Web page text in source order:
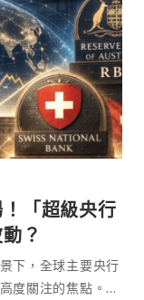
「超級央行
？
下，全球主要央行
度關注的焦點。分